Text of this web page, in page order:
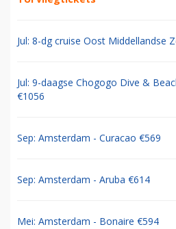
Jul: 8-dg cruise Oost Middellandse
Jul: 9-daagse Chogogo Dive &
€1056
Sep: Amsterdam - Curacao €569
Sep: Amsterdam - Aruba €614
Mei: Amsterdam - Bonaire €594